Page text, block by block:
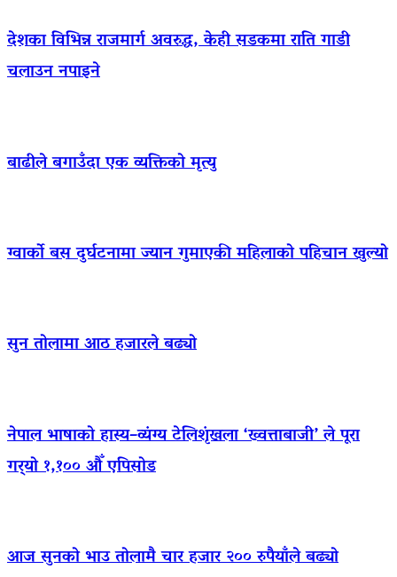
देशका विभिन्न राजमार्ग अवरुद्ध, केही सडकमा राति गाडी
चलाउन नपाइने
बाढीले बगाउँदा एक व्यक्तिको मृत्यु
ग्वार्को बस दुर्घटनामा ज्यान गुमाएकी महिलाको पहिचान खुल्यो
सुन तोलामा आठ हजारले बढ्यो
नेपाल भाषाको हास्य–व्यंग्य टेलिशृंखला ‘ख्वत्ताबाजी’ ले पूरा
गर्‍यो १,१०० औँ एपिसोड
आज सुनको भाउ तोलामै चार हजार २०० रुपैयाँले बढ्यो